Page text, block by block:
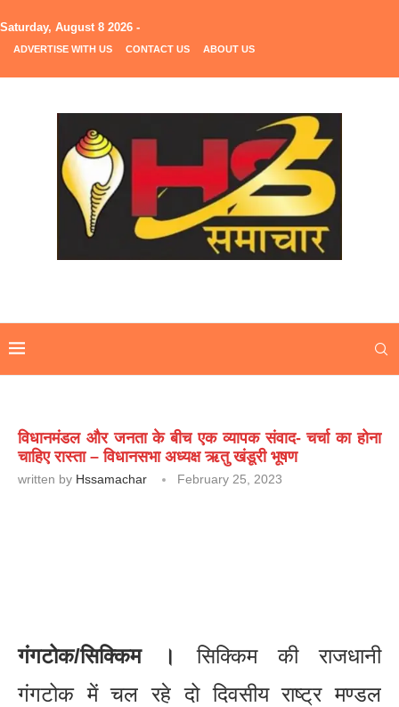
Saturday, August 8 2026 -
ADVERTISE WITH US CONTACT US ABOUT US
विधानमंडल और जनता के बीच एक व्यापक संवाद- चर्चा का होना
चाहिए रास्ता – विधानसभा अध्यक्ष ऋतु खंडूरी भूषण
written by Hssamachar February 25, 2023
गंगटोक/सिक्किम ।
सिक्किम की राजधानी
गंगटोक में चल रहे दो दिवसीय राष्ट्र मण्डल